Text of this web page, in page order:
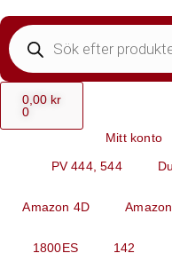
0,00 kr
0
Mitt konto
PV 444, 544
Amazon 4D
1800ES 142